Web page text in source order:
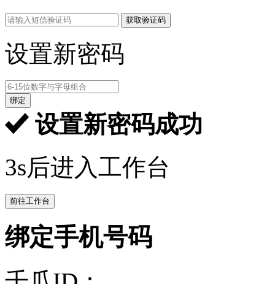
获取验证码
设置新密码
绑定
设置新密码成功
3s后进入工作台
前往工作台
绑定手机号码